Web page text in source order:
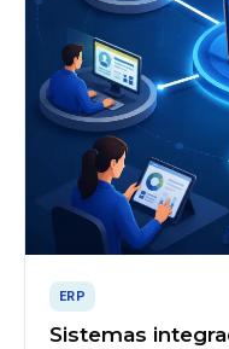
ERP
Sistemas